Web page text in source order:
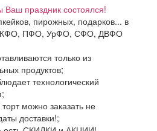
праздник состоялся!
пирожных, подарков... в
ПФО, УрФО, СФО, ДВФО
только из
продуктов;
технологический
можно заказать не
доставки!;